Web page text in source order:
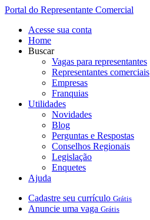
Portal do Representante Comercial
Acesse sua conta
Home
Buscar
Vagas para representantes
Representantes comerciais
Empresas
Franquias
Utilidades
Novidades
Blog
Perguntas e Respostas
Conselhos Regionais
Legislação
Enquetes
Ajuda
Cadastre seu currículo Grátis
Anuncie uma vaga Grátis